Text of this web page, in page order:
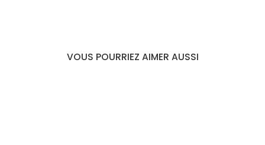
VOUS POURRIEZ AIMER AUSSI